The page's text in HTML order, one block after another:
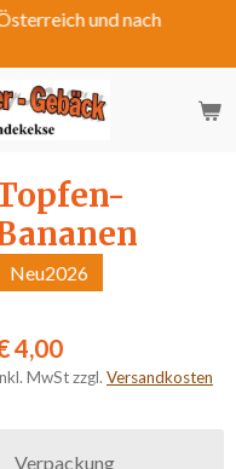
und nach
Neu2026
4,00
MwSt zzgl. Versandkosten
Verpackung